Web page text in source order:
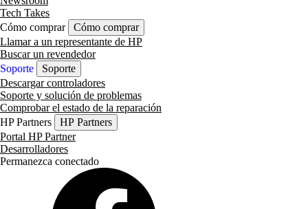
Tech Takes
Cómo comprar
Cómo comprar
Llamar a un representante de HP
Buscar un revendedor
Soporte
Soporte
Descargar controladores
Soporte y solución de problemas
Comprobar el estado de la reparación
HP Partners
HP Partners
Portal HP Partner
Desarrolladores
Permanezca conectado